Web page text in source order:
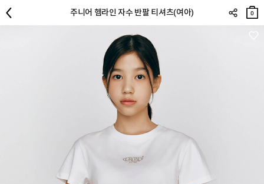
주니어 헴라인 자수 반팔 티셔츠(여아)
장바
구니
0